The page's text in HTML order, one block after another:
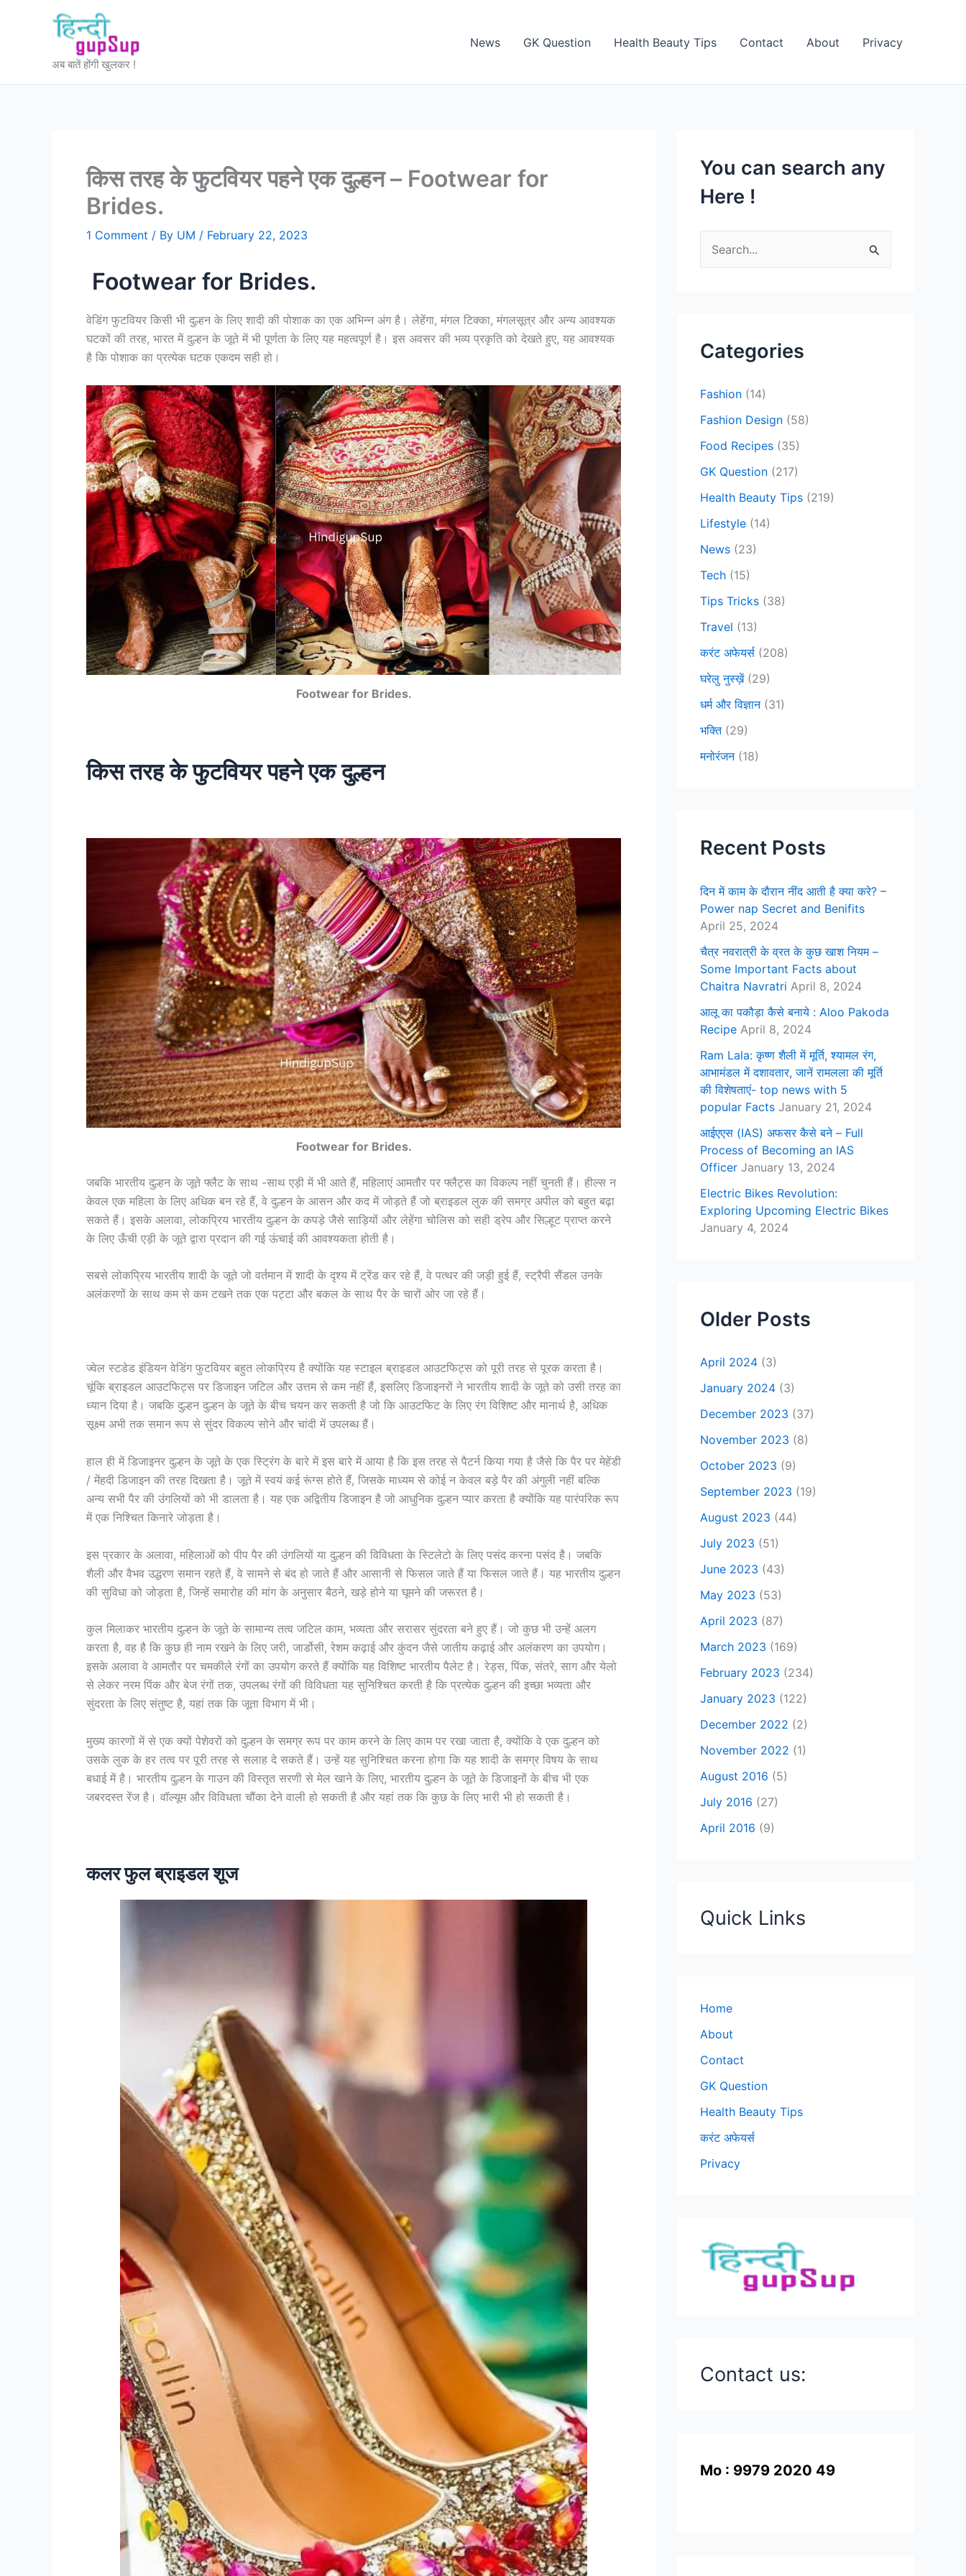
अब बातें होंगी खुलकर !
News GK Question Health Beauty Tips Contact About Privacy
किस तरह के फुटवियर पहने एक दुल्हन – Footwear for
Brides.
1 Comment / By UM / February 22, 2023
Footwear for Brides.
वेडिंग फुटवियर किसी भी दुल्हन के लिए शादी की पोशाक का एक अभिन्न अंग है। लेहेंगा, मंगल टिक्का, मंगलसूत्र और अन्य आवश्यक
घटकों की तरह, भारत में दुल्हन के जूते में भी पूर्णता के लिए यह महत्वपूर्ण है। इस अवसर की भव्य प्रकृति को देखते हुए, यह आवश्यक
है कि पोशाक का प्रत्येक घटक एकदम सही हो।
Footwear for Brides.
किस तरह के फुटवियर पहने एक दुल्हन
Footwear for Brides.
जबकि भारतीय दुल्हन के जूते फ्लैट के साथ -साथ एड़ी में भी आते हैं, महिलाएं आमतौर पर फ्लैट्स का विकल्प नहीं चुनती हैं। हील्स न
केवल एक महिला के लिए अधिक बन रहे हैं, वे दुल्हन के आसन और कद में जोड़ते हैं जो ब्राइडल लुक की समग्र अपील को बहुत बढ़ा
सकते हैं। इसके अलावा, लोकप्रिय भारतीय दुल्हन के कपड़े जैसे साड़ियों और लेहेंगा चोलिस को सही ड्रेप और सिल्हूट प्राप्त करने
के लिए ऊँची एड़ी के जूते द्वारा प्रदान की गई ऊंचाई की आवश्यकता होती है।
सबसे लोकप्रिय भारतीय शादी के जूते जो वर्तमान में शादी के दृश्य में ट्रेंड कर रहे हैं, वे पत्थर की जड़ी हुई हैं, स्ट्रैपी सैंडल उनके
अलंकरणों के साथ कम से कम टखने तक एक पट्टा और बकल के साथ पैर के चारों ओर जा रहे हैं।
ज्वेल स्टडेड इंडियन वेडिंग फुटवियर बहुत लोकप्रिय है क्योंकि यह स्टाइल ब्राइडल आउटफिट्स को पूरी तरह से पूरक करता है।
चूंकि ब्राइडल आउटफिट्स पर डिजाइन जटिल और उत्तम से कम नहीं हैं, इसलिए डिजाइनरों ने भारतीय शादी के जूते को उसी तरह का
ध्यान दिया है। जबकि दुल्हन दुल्हन के जूते के बीच चयन कर सकती है जो कि आउटफिट के लिए रंग विशिष्ट और मानार्थ है, अधिक
सूक्ष्म अभी तक समान रूप से सुंदर विकल्प सोने और चांदी में उपलब्ध हैं।
हाल ही में डिजाइनर दुल्हन के जूते के एक स्ट्रिंग के बारे में इस बारे में आया है कि इस तरह से पैटर्न किया गया है जैसे कि पैर पर मेहेंडी
/ मेंहदी डिजाइन की तरह दिखता है। जूते में स्वयं कई रूंग्स होते हैं, जिसके माध्यम से कोई न केवल बड़े पैर की अंगुली नहीं बल्कि
अन्य सभी पैर की उंगलियों को भी डालता है। यह एक अद्वितीय डिजाइन है जो आधुनिक दुल्हन प्यार करता है क्योंकि यह पारंपरिक रूप
में एक निश्चित किनारे जोड़ता है।
इस प्रकार के अलावा, महिलाओं को पीप पैर की उंगलियों या दुल्हन की विविधता के स्टिलेटो के लिए पसंद करना पसंद है। जबकि
शैली और वैभव उद्धरण समान रहते हैं, वे सामने से बंद हो जाते हैं और आसानी से फिसल जाते हैं या फिसल जाते हैं। यह भारतीय दुल्हन
की सुविधा को जोड़ता है, जिन्हें समारोह की मांग के अनुसार बैठने, खड़े होने या घूमने की जरूरत है।
कुल मिलाकर भारतीय दुल्हन के जूते के सामान्य तत्व जटिल काम, भव्यता और सरासर सुंदरता बने हुए हैं। जो कुछ भी उन्हें अलग
करता है, वह है कि कुछ ही नाम रखने के लिए जरी, जार्डोसी, रेशम कढ़ाई और कुंदन जैसे जातीय कढ़ाई और अलंकरण का उपयोग।
इसके अलावा वे आमतौर पर चमकीले रंगों का उपयोग करते हैं क्योंकि यह विशिष्ट भारतीय पैलेट है। रेड्स, पिंक, संतरे, साग और येलो
से लेकर नरम पिंक और बेज रंगों तक, उपलब्ध रंगों की विविधता यह सुनिश्चित करती है कि प्रत्येक दुल्हन की इच्छा भव्यता और
सुंदरता के लिए संतुष्ट है, यहां तक कि जूता विभाग में भी।
मुख्य कारणों में से एक क्यों पेशेवरों को दुल्हन के समग्र रूप पर काम करने के लिए काम पर रखा जाता है, क्योंकि वे एक दुल्हन को
उसके लुक के हर तत्व पर पूरी तरह से सलाह दे सकते हैं। उन्हें यह सुनिश्चित करना होगा कि यह शादी के समग्र विषय के साथ
बधाई में है। भारतीय दुल्हन के गाउन की विस्तृत सरणी से मेल खाने के लिए, भारतीय दुल्हन के जूते के डिजाइनों के बीच भी एक
जबरदस्त रेंज है। वॉल्यूम और विविधता चौंका देने वाली हो सकती है और यहां तक कि कुछ के लिए भारी भी हो सकती है।
कलर फुल ब्राइडल शूज
You can search any
Here !
e
h
o
r
:
Categories
Fashion (14)
Fashion Design (58)
Food Recipes (35)
GK Question (217)
Health Beauty Tips (219)
Lifestyle (14)
News (23)
Tech (15)
Tips Tricks (38)
Travel (13)
करंट अफेयर्स (208)
घरेलु नुस्ख़ें(29)
धर्म और विज्ञान(31)
भक्ति(29)
मनोरंजन(18)
Recent Posts
दिन में काम के दौरान नींद आती है क्या करे? –
Power nap Secret and Benifits
April 25, 2024
चैत्र नवरात्री के व्रत के कुछ खाश नियम –
Some Important Facts about
Chaitra Navratri April 8, 2024
आलू का पकौड़ा कैसे बनाये : Aloo Pakoda
Recipe April 8, 2024
Ram Lala: कृष्ण शैली में मूर्ति, श्यामल रंग,
आभामंडल में दशावतार, जानें रामलला की मूर्ति
की विशेषताएं- top news with 5
popular Facts January 21, 2024
आईएएस (IAS) अफसर कैसे बने – Full
Process of Becoming an IAS
Officer January 13, 2024
Electric Bikes Revolution:
Exploring Upcoming Electric Bikes
January 4, 2024
Older Posts
April 2024 (3)
January 2024 (3)
December 2023 (37)
November 2023 (8)
October 2023 (9)
September 2023 (19)
August 2023 (44)
July 2023 (51)
June 2023 (43)
May 2023 (53)
April 2023 (87)
March 2023 (169)
February 2023 (234)
January 2023 (122)
December 2022 (2)
November 2022 (1)
August 2016 (5)
July 2016 (27)
April 2016 (9)
Quick Links
Home
About
Contact
GK Question
Health Beauty Tips
करंट अफेयर्स
Privacy
Contact us:
Mo : 9979 2020 49